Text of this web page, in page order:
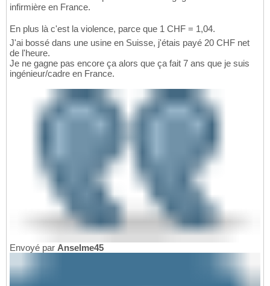
infirmière en France.
En plus là c'est la violence, parce que 1 CHF = 1,04.
J'ai bossé dans une usine en Suisse, j'étais payé 20 CHF net
de l'heure.
Je ne gagne pas encore ça alors que ça fait 7 ans que je suis
ingénieur/cadre en France.
Envoyé par Anselme45